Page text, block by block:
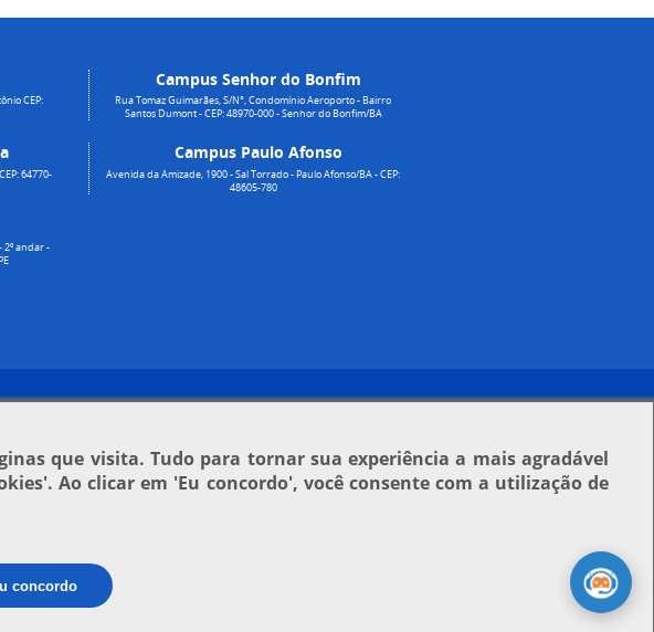
CEP:
64770-
2º andar -
Campus Senhor do Bonfim
Rua Tomaz Guimarães, S/N°, Condomínio Aeroporto - Bairro
Santos Dumont - CEP: 48970-000 - Senhor do Bonfim/BA
Campus Paulo Afonso
Avenida da Amizade, 1900 - Sal Torrado - Paulo Afonso/BA - CEP:
48605-780
que visita. Tudo para tornar sua experiência a mais agradável
. Ao clicar em 'Eu concordo', você consente com a utilização de